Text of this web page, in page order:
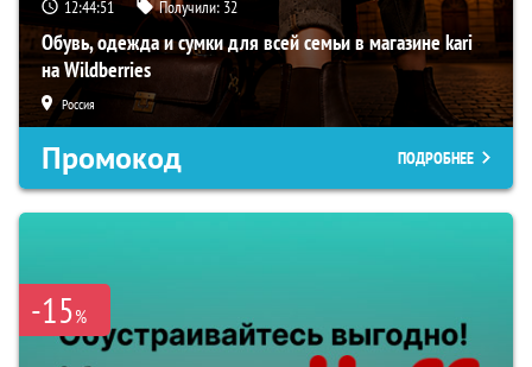
12:44:50 Получили: 32
Обувь, одежда и сумки для всей семьи в магазине kari
на Wildberries
Россия
Промокод ПОДРОБНЕЕ
-15%